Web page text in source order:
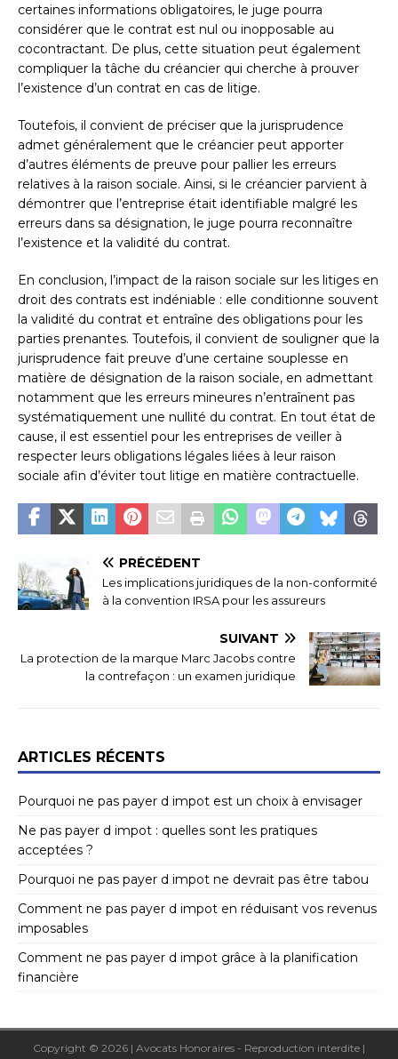
certaines informations obligatoires, le juge pourra
considérer que le contrat est nul ou inopposable au
cocontractant. De plus, cette situation peut également
compliquer la tâche du créancier qui cherche à prouver
l’existence d’un contrat en cas de litige.
Toutefois, il convient de préciser que la jurisprudence
admet généralement que le créancier peut apporter
d’autres éléments de preuve pour pallier les erreurs
relatives à la raison sociale. Ainsi, si le créancier parvient à
démontrer que l’entreprise était identifiable malgré les
erreurs dans sa désignation, le juge pourra reconnaître
l’existence et la validité du contrat.
En conclusion, l’impact de la raison sociale sur les litiges en
droit des contrats est indéniable : elle conditionne souvent
la validité du contrat et entraîne des obligations pour les
parties prenantes. Toutefois, il convient de souligner que la
jurisprudence fait preuve d’une certaine souplesse en
matière de désignation de la raison sociale, en admettant
notamment que les erreurs mineures n’entraînent pas
systématiquement une nullité du contrat. En tout état de
cause, il est essentiel pour les entreprises de veiller à
respecter leurs obligations légales liées à leur raison
sociale afin d’éviter tout litige en matière contractuelle.
PRÉCÉDENT
Les implications juridiques de la non-conformité
à la convention IRSA pour les assureurs
SUIVANT
La protection de la marque Marc Jacobs contre
la contrefaçon : un examen juridique
ARTICLES RÉCENTS
Pourquoi ne pas payer d impot est un choix à envisager
Ne pas payer d impot : quelles sont les pratiques
acceptées ?
Pourquoi ne pas payer d impot ne devrait pas être tabou
Comment ne pas payer d impot en réduisant vos revenus
imposables
Comment ne pas payer d impot grâce à la planification
financière
Copyright © 2026 | Avocats Honoraires - Reproduction interdite |